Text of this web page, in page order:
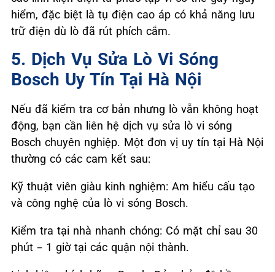
hiểm, đặc biệt là tụ điện cao áp có khả năng lưu
trữ điện dù lò đã rút phích cắm.
5. Dịch Vụ Sửa Lò Vi Sóng
Bosch Uy Tín Tại Hà Nội
Nếu đã kiểm tra cơ bản nhưng lò vẫn không hoạt
động, bạn cần liên hệ dịch vụ sửa lò vi sóng
Bosch chuyên nghiệp. Một đơn vị uy tín tại Hà Nội
thường có các cam kết sau:
Kỹ thuật viên giàu kinh nghiệm: Am hiểu cấu tạo
và công nghệ của lò vi sóng Bosch.
Kiểm tra tại nhà nhanh chóng: Có mặt chỉ sau 30
phút – 1 giờ tại các quận nội thành.